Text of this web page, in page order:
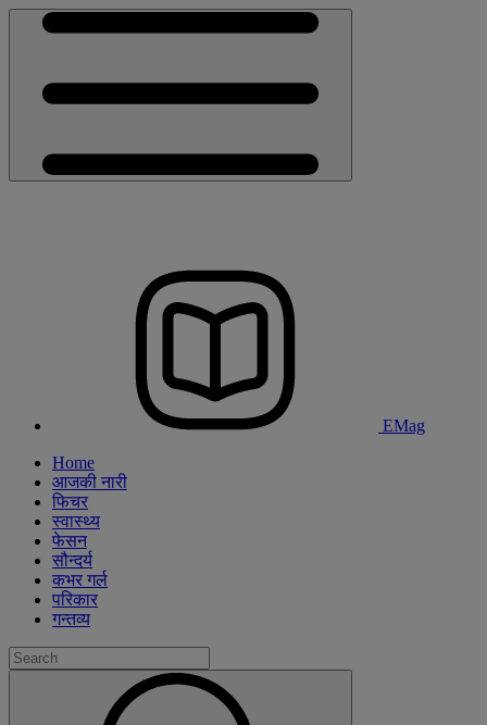
EMag
Home
आजकी नारी
फिचर
स्वास्थ्य
फेसन
सौन्दर्य
कभर गर्ल
परिकार
गन्तव्य